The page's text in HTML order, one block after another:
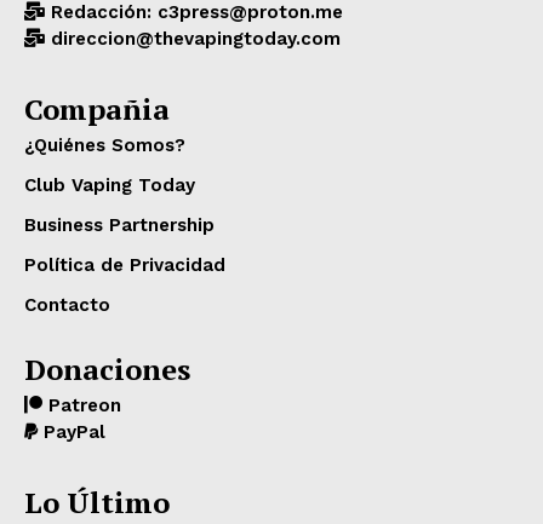
Redacción: c3press@proton.me
direccion@thevapingtoday.com
Compañia
¿Quiénes Somos?
Club Vaping Today
Business Partnership
Política de Privacidad
Contacto
Donaciones
Patreon
PayPal
Lo Último